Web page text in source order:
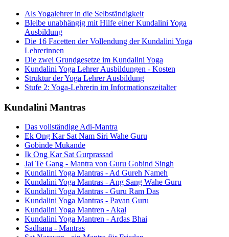
Als Yogalehrer in die Selbständigkeit
Bleibe unabhängig mit Hilfe einer Kundalini Yoga
Ausbildung
Die 16 Facetten der Vollendung der Kundalini Yoga
Lehrerinnen
Die zwei Grundgesetze im Kundalini Yoga
Kundalini Yoga Lehrer Ausbildungen - Kosten
Struktur der Yoga Lehrer Ausbildung
Stufe 2: Yoga-Lehrerin im Informationszeitalter
Kundalini Mantras
Das vollständige Adi-Mantra
Ek Ong Kar Sat Nam Siri Wahe Guru
Gobinde Mukande
Ik Ong Kar Sat Gurprassad
Jai Te Gang - Mantra von Guru Gobind Singh
Kundalini Yoga Mantras - Ad Gureh Nameh
Kundalini Yoga Mantras - Ang Sang Wahe Guru
Kundalini Yoga Mantras - Guru Ram Das
Kundalini Yoga Mantras - Pavan Guru
Kundalini Yoga Mantren - Akal
Kundalini Yoga Mantren - Ardas Bhai
Sadhana - Mantras